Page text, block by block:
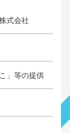
式会社
」等の提供